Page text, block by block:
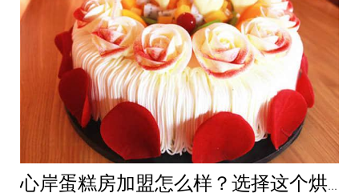
心岸蛋糕房加盟怎么样？选择这个烘焙品牌创业靠谱吗